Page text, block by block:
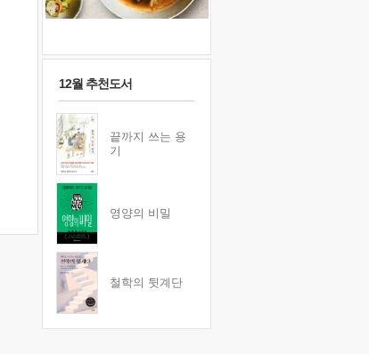
12월 추천도서
끝까지 쓰는 용
기
영양의 비밀
철학의 뒷계단